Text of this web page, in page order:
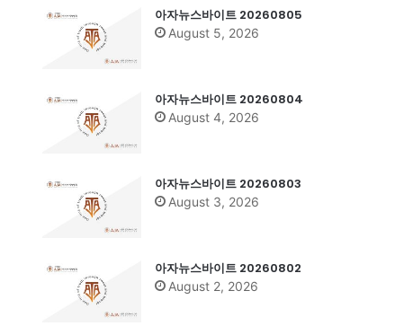
아자뉴스바이트 20260805
August 5, 2026
아자뉴스바이트 20260804
August 4, 2026
아자뉴스바이트 20260803
August 3, 2026
아자뉴스바이트 20260802
August 2, 2026